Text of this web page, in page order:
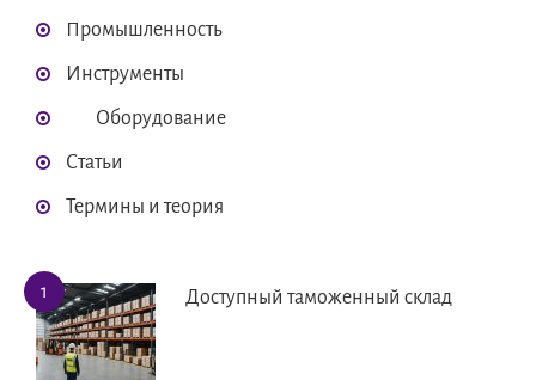
Промышленность
Инструменты
Оборудование
Статьи
Термины и теория
Доступный таможенный склад